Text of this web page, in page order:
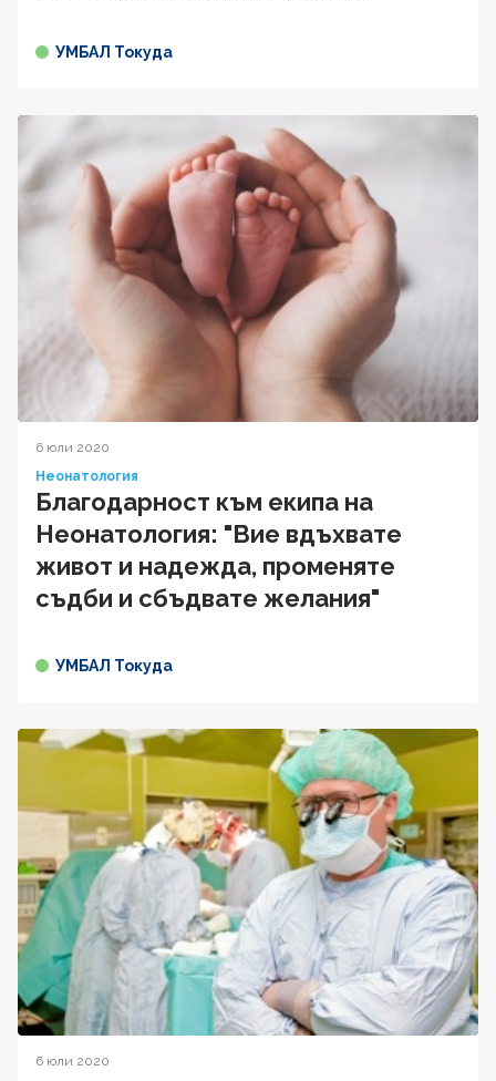
УМБАЛ Токуда
6 юли 2020
Неонатология
Благодарност към екипа на
Неонатология: "Вие вдъхвате
живот и надежда, променяте
съдби и сбъдвате желания"
УМБАЛ Токуда
6 юли 2020